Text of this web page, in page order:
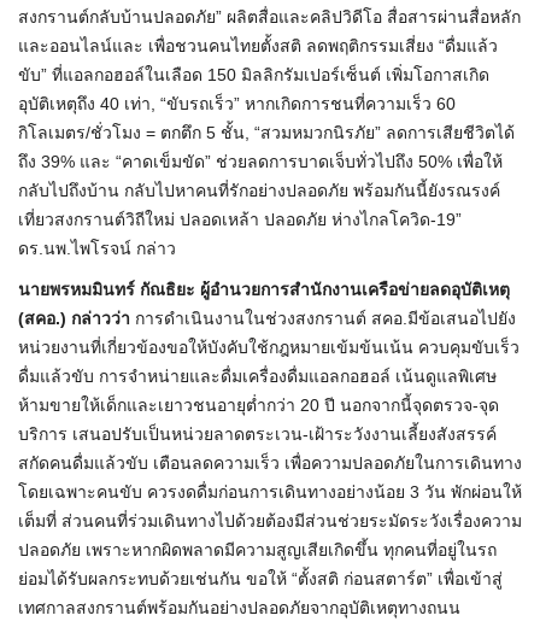
สงกรานต์กลับบ้านปลอดภัย” ผลิตสื่อและคลิปวิดีโอ สื่อสารผ่านสื่อหลัก
และออนไลน์และ เพื่อชวนคนไทยตั้งสติ ลดพฤติกรรมเสี่ยง “ดื่มแล้ว
ขับ” ที่แอลกอฮอล์ในเลือด 150 มิลลิกรัมเปอร์เซ็นต์ เพิ่มโอกาสเกิด
อุบัติเหตุถึง 40 เท่า, “ขับรถเร็ว” หากเกิดการชนที่ความเร็ว 60
กิโลเมตร/ชั่วโมง = ตกตึก 5 ชั้น, “สวมหมวกนิรภัย” ลดการเสียชีวิตได้
ถึง 39% และ “คาดเข็มขัด” ช่วยลดการบาดเจ็บทั่วไปถึง 50% เพื่อให้
กลับไปถึงบ้าน กลับไปหาคนที่รักอย่างปลอดภัย พร้อมกันนี้ยังรณรงค์
เที่ยวสงกรานต์วิถีใหม่ ปลอดเหล้า ปลอดภัย ห่างไกลโควิด-19”
ดร.นพ.ไพโรจน์ กล่าว
นายพรหมมินทร์ กัณธิยะ ผู้อำนวยการสำนักงานเครือข่ายลดอุบัติเหตุ
(สคอ.) กล่าวว่า การดำเนินงานในช่วงสงกรานต์ สคอ.มีข้อเสนอไปยัง
หน่วยงานที่เกี่ยวข้องขอให้บังคับใช้กฎหมายเข้มข้นเน้น ควบคุมขับเร็ว
ดื่มแล้วขับ การจำหน่ายและดื่มเครื่องดื่มแอลกอฮอล์ เน้นดูแลพิเศษ
ห้ามขายให้เด็กและเยาวชนอายุต่ำกว่า 20 ปี นอกจากนี้จุดตรวจ-จุด
บริการ เสนอปรับเป็นหน่วยลาดตระเวน-เฝ้าระวังงานเลี้ยงสังสรรค์
สกัดคนดื่มแล้วขับ เตือนลดความเร็ว เพื่อความปลอดภัยในการเดินทาง
โดยเฉพาะคนขับ ควรงดดื่มก่อนการเดินทางอย่างน้อย 3 วัน พักผ่อนให้
เต็มที่ ส่วนคนที่ร่วมเดินทางไปด้วยต้องมีส่วนช่วยระมัดระวังเรื่องความ
ปลอดภัย เพราะหากผิดพลาดมีความสูญเสียเกิดขึ้น ทุกคนที่อยู่ในรถ
ย่อมได้รับผลกระทบด้วยเช่นกัน ขอให้ “ตั้งสติ ก่อนสตาร์ต” เพื่อเข้าสู่
เทศกาลสงกรานต์พร้อมกันอย่างปลอดภัยจากอุบัติเหตุทางถนน